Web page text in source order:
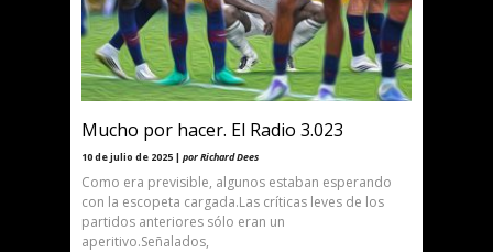
Mucho por hacer. El Radio 3.023
10 de julio de 2025 | por Richard Dees
Como era previsible, algunos estaban esperando
con la escopeta cargada.Las críticas leves de los
partidos anteriores sólo eran un
aperitivo.Señalados,